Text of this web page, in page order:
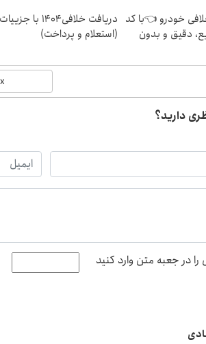
خودرو 👈با کد
دقیق و بدون
دریافت خلافی۱۴۰۴ با
(استعلام و پرداخت)
دارید؟
در جعبه متن وارد کنید